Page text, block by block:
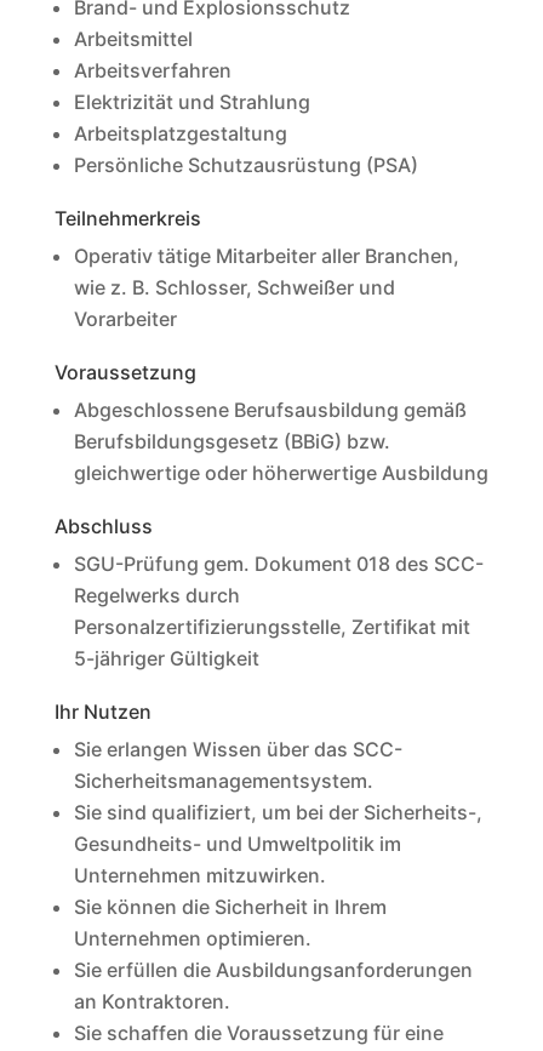
Brand- und Explosionsschutz
Arbeitsmittel
Arbeitsverfahren
Elektrizität und Strahlung
Arbeitsplatzgestaltung
Persönliche Schutzausrüstung (PSA)
Teilnehmerkreis
Operativ tätige Mitarbeiter aller Branchen,
wie z. B. Schlosser, Schweißer und
Vorarbeiter
Voraussetzung
Abgeschlossene Berufsausbildung gemäß
Berufsbildungsgesetz (BBiG) bzw.
gleichwertige oder höherwertige Ausbildung
Abschluss
SGU-Prüfung gem. Dokument 018 des SCC-
Regelwerks durch
Personalzertifizierungsstelle, Zertifikat mit
5-jähriger Gültigkeit
Ihr Nutzen
Sie erlangen Wissen über das SCC-
Sicherheitsmanagementsystem.
Sie sind qualifiziert, um bei der Sicherheits-,
Gesundheits- und Umweltpolitik im
Unternehmen mitzuwirken.
Sie können die Sicherheit in Ihrem
Unternehmen optimieren.
Sie erfüllen die Ausbildungsanforderungen
an Kontraktoren.
Sie schaffen die Voraussetzung für eine